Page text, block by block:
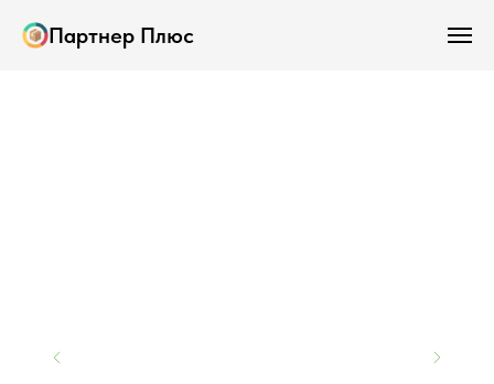
Партнер Плюс